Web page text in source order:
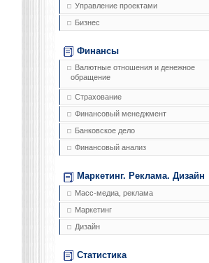
Управление проектами
Бизнес
Финансы
Валютные отношения и денежное
обращение
Страхование
Финансовый менеджмент
Банковское дело
Финансовый анализ
Маркетинг. Реклама. Дизайн
Масс-медиа, реклама
Маркетинг
Дизайн
Статистика